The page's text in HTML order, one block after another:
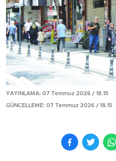
YAYINLAMA: 07 Temmuz 2026 / 18.15
GÜNCELLEME: 07 Temmuz 2026 / 18.15